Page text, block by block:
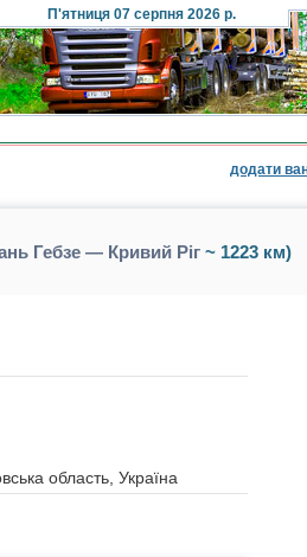
П'ятниця07 серпня 2026 р.
додати
Гебзе — Кривий Ріг~ 1223 км)